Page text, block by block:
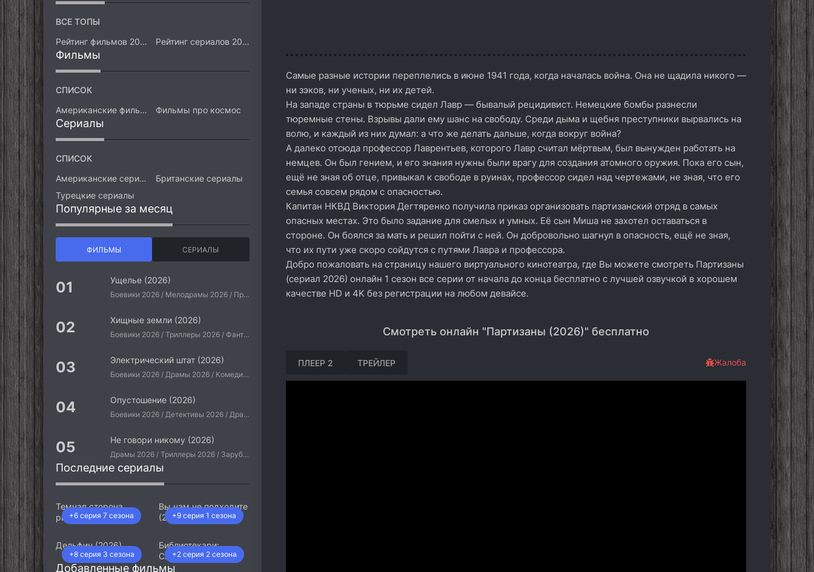
Самые разные истории переплелись в июне 1941 года, когда началась война. Она не щадила никого —
ни зэков, ни ученых, ни их детей.
На западе страны в тюрьме сидел Лавр — бывалый рецидивист. Немецкие бомбы разнесли
тюремные стены. Взрывы дали ему шанс на свободу. Среди дыма и щебня преступники вырвались на
волю, и каждый из них думал: а что же делать дальше, когда вокруг война?
А далеко отсюда профессор Лаврентьев, которого Лавр считал мёртвым, был вынужден работать на
немцев. Он был гением, и его знания нужны были врагу для создания атомного оружия. Пока его сын,
ещё не зная об отце, привыкал к свободе в руинах, профессор сидел над чертежами, не зная, что его
семья совсем рядом с опасностью.
Капитан НКВД Виктория Дегтяренко получила приказ организовать партизанский отряд в самых
опасных местах. Это было задание для смелых и умных. Её сын Миша не захотел оставаться в
стороне. Он боялся за мать и решил пойти с ней. Он добровольно шагнул в опасность, ещё не зная,
что их пути уже скоро сойдутся с путями Лавра и профессора.
Добро пожаловать на страницу нашего виртуального кинотеатра, где Вы можете смотреть Партизаны
(сериал 2026) онлайн 1 сезон все серии от начала до конца бесплатно с лучшей озвучкой в хорошем
качестве HD и 4K без регистрации на любом девайсе.
Смотреть онлайн "Партизаны (2026)" бесплатно
ПЛЕЕР 2 ТРЕЙЛЕР Жалоба
ВСЕ ТОПЫ
Рейтинг фильмов 2026
Рейтинг сериалов 2026
Фильмы
СПИСОК
Американские фильмы
Фильмы про космос
Сериалы
СПИСОК
Американские сериалы
Британские сериалы
Турецкие сериалы
Популярные за месяц
ФИЛЬМЫ СЕРИАЛЫ
Ущелье (2026)
Боевики 2026 / Мелодрамы 2026 / Приключения 2026 / Ужасы 2026 / Фантастические 2026 / Зарубежные фильмы 2026 / Американские фильмы / Фильмы 2026
Хищные земли (2026)
Боевики 2026 / Триллеры 2026 / Фантастические 2026 / Зарубежные фильмы 2026 / Американские фильмы / Фильмы 2026
Электрический штат (2026)
Боевики 2026 / Драмы 2026 / Комедии 2026 / Приключения 2026 / Фантастические 2026 / Зарубежные фильмы 2026 / Американские фильмы / Фильмы 2026
Опустошение (2026)
Боевики 2026 / Детективы 2026 / Драмы 2026 / Криминальные фильмы 2026 / Триллеры 2026 / Зарубежные фильмы 2026 / Американские фильмы / Фильмы 2026
Не говори никому (2026)
Драмы 2026 / Триллеры 2026 / Зарубежные фильмы 2026 / Американские фильмы / Фильмы 2026
Последние сериалы
+6 серия 7 сезона
Темная сторона
ринга (2026)
+9 серия 1 сезона
Вы нам не подходите
(2026)
+8 серия 3 сезона
Дельфин (2026)
+2 серия 2 сезона
Библиотекари:
Следующая глава
(2026)
Добавленные фильмы